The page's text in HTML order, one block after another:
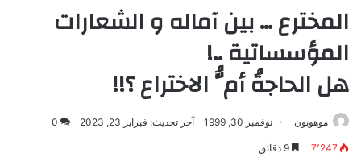
المخترع … بين آماله و الشعارات
المؤسساتية ..!
هل الحاجةُ أمُّ الاختراع ؟!!
موهوبون نوفمبر 30, 1999 آخر تحديث: فبراير 23, 2023 0
7٬247